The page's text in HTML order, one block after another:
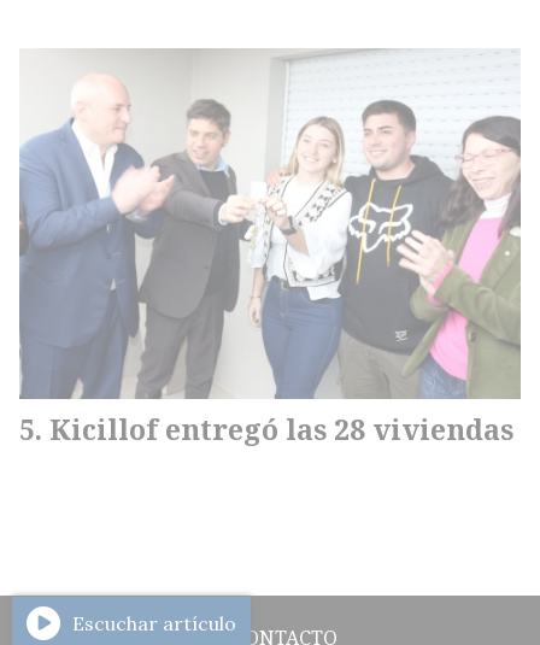
Kicillof entregó las 28 viviendas
CONTACTO
Escuchar artículo